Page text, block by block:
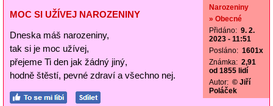
MOC SI UŽÍVEJ NAROZENINY
Dneska máš narozeniny,
tak si je moc užívej,
přejeme Ti den jak žádný jiný,
hodně štěstí, pevné zdraví a všechno nej.
Narozeniny
» Obecné
Přidáno: 9. 2.
2023 - 11:51
Posláno: 1601x
Známka: 2,91
od 1855 lidí
Autor: © Jiří
Poláček